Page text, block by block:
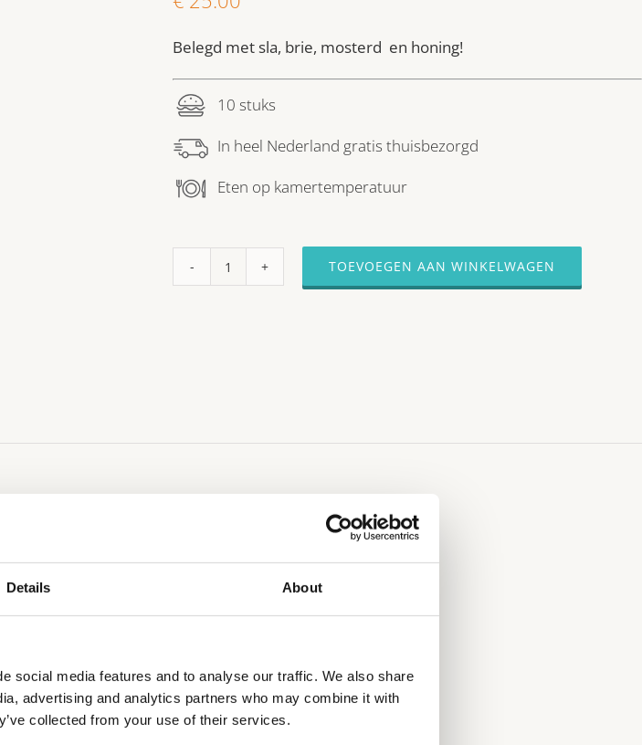
Details About
social media features and to analyse our traffic. We also share
advertising and analytics partners who may combine it with
collected from your use of their services.
Belegd met sla, brie, mosterd en honing!
10 stuks
In heel Nederland gratis thuisbezorgd
Eten op kamertemperatuur
10
TOEVOEGEN AAN WINKELWAGEN
LUNCH BUFFET – 1m 80 lang,